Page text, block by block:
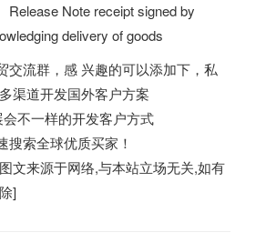
Note receipt signed by
delivery of goods
交流群，感 兴趣的可以添加下，私
渠道开发国外客户方案
不一样的开发客户方式
搜索全球优质买家！
文来源于网络,与本站立场无关,如有
]